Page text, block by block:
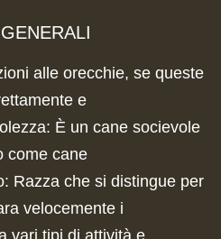
alle orecchie, se queste
e
: È un cane socievole
come cane
: Razza che si distingue per
velocemente i
vari tipi di attività e